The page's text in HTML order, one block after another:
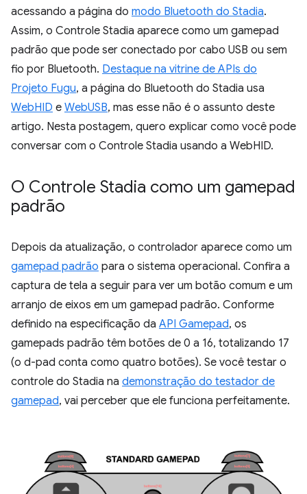
acessando a página do modo Bluetooth do Stadia.
Assim, o Controle Stadia aparece como um gamepad
padrão que pode ser conectado por cabo USB ou sem
fio por Bluetooth. Destaque na vitrine de APIs do
Projeto Fugu, a página do Bluetooth do Stadia usa
WebHID e WebUSB, mas esse não é o assunto deste
artigo. Nesta postagem, quero explicar como você pode
conversar com o Controle Stadia usando a WebHID.
O Controle Stadia como um gamepad
padrão
Depois da atualização, o controlador aparece como um
gamepad padrão para o sistema operacional. Confira a
captura de tela a seguir para ver um botão comum e um
arranjo de eixos em um gamepad padrão. Conforme
definido na especificação da API Gamepad, os
gamepads padrão têm botões de 0 a 16, totalizando 17
(o d-pad conta como quatro botões). Se você testar o
controle do Stadia na demonstração do testador de
gamepad, vai perceber que ele funciona perfeitamente.